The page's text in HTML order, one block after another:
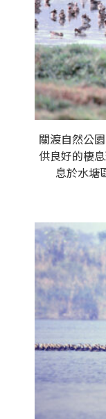
關渡自然公
供良好的棲
息於水塘